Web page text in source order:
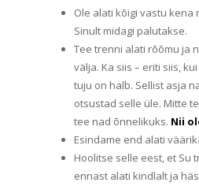
Ole alati kõigi vastu kena
Sinult midagi palutakse.
Tee trenni alati rõõmu ja
välja. Ka siis – eriti siis,
tuju on halb. Sellist asja
otsustad selle üle. Mitte
tee nad õnnelikuks. Nii
Esindame end alati
Hoolitse selle eest, et Su
ennast alati kindlalt ja